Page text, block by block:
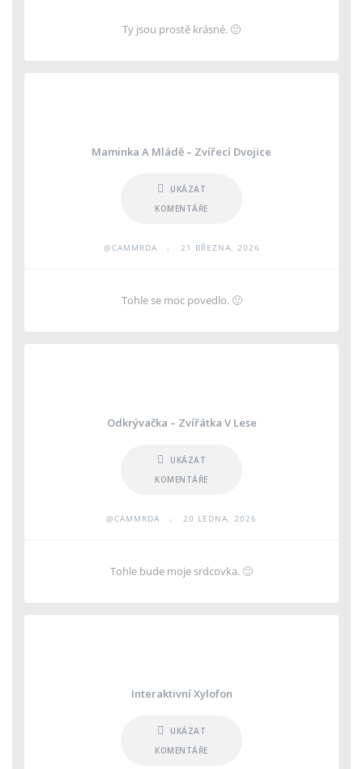
Ty jsou prostě krásné. 🙂
Maminka A Mládě – Zvířecí Dvojice
UKÁZAT
KOMENTÁŘE
@CAMMRDA 21 BŘEZNA, 2026
Tohle se moc povedlo. 🙂
Odkrývačka – Zvířátka V Lese
UKÁZAT
KOMENTÁŘE
@CAMMRDA 20 LEDNA, 2026
Tohle bude moje srdcovka. 🙂
Interaktivní Xylofon
UKÁZAT
KOMENTÁŘE